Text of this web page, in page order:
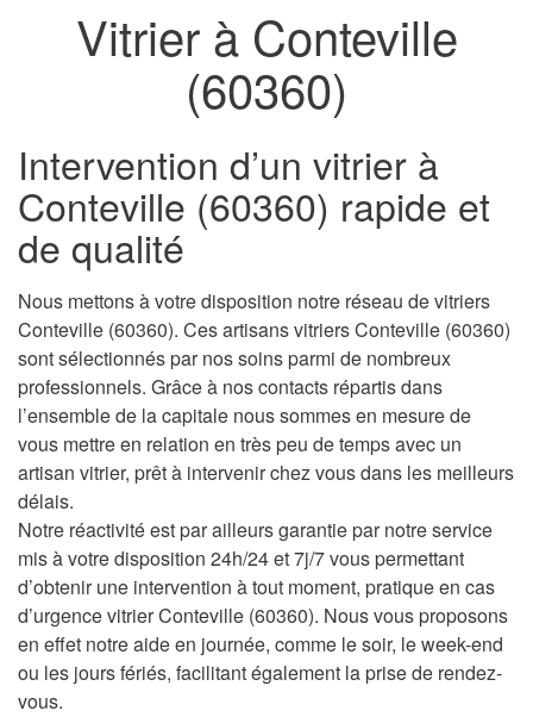
Vitrier à Conteville
(60360)
Intervention d’un vitrier à
Conteville (60360) rapide et
de qualité
Nous mettons à votre disposition notre réseau de vitriers
Conteville (60360). Ces artisans vitriers Conteville (60360)
sont sélectionnés par nos soins parmi de nombreux
professionnels. Grâce à nos contacts répartis dans
l’ensemble de la capitale nous sommes en mesure de
vous mettre en relation en très peu de temps avec un
artisan vitrier, prêt à intervenir chez vous dans les meilleurs
délais.
Notre réactivité est par ailleurs garantie par notre service
mis à votre disposition 24h/24 et 7j/7 vous permettant
d’obtenir une intervention à tout moment, pratique en cas
d’urgence vitrier Conteville (60360). Nous vous proposons
en effet notre aide en journée, comme le soir, le week-end
ou les jours fériés, facilitant également la prise de rendez-
vous.